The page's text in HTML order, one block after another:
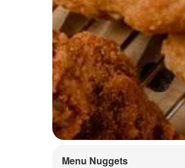
Menu Nuggets